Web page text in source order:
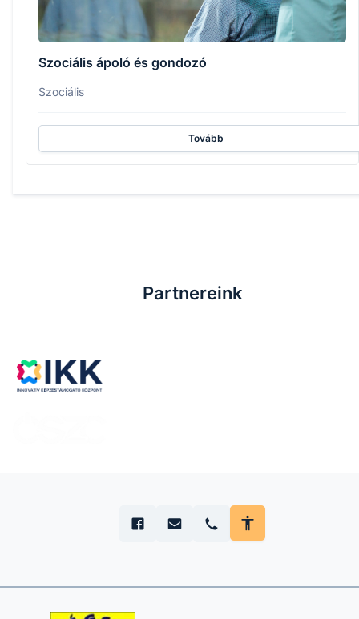
Szociális ápoló és gondozó
Szociális
Tovább
Partnereink